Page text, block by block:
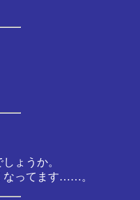
ょうか。
なってます……。